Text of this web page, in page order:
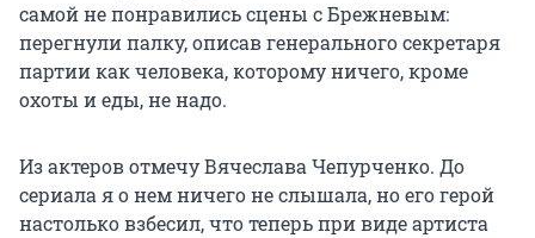
самой не понравились сцены с Брежневым:
перегнули палку, описав генерального секретаря
партии как человека, которому ничего, кроме
охоты и еды, не надо.
Из актеров отмечу Вячеслава Чепурченко. До
сериала я о нем ничего не слышала, но его герой
настолько взбесил, что теперь при виде артиста